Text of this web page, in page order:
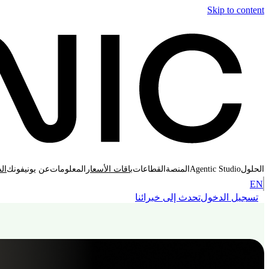
Skip to content
الحلولAgentic Studio المنصة القطاعاتباقات الأسعار المعلوماتعن يونيفونك
EN
تسجيل الدخولتحدث إلى خبرائنا